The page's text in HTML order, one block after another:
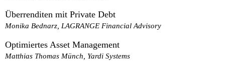
Überrenditen mit Private Debt
Monika Bednarz, LAGRANGE Financial Advisory
Optimiertes Asset Management
Matthias Thomas Münch, Yardi Systems